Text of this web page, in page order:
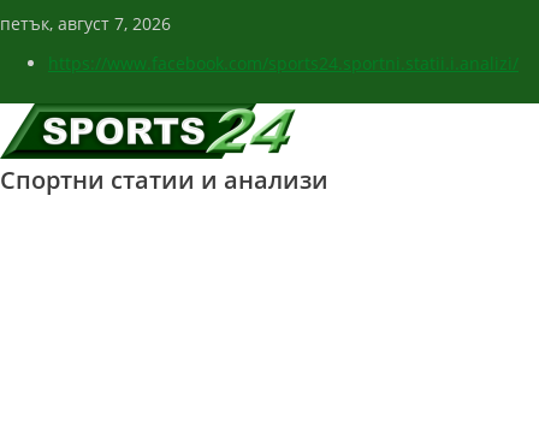
петък, август 7, 2026
https://www.facebook.com/sports24.sportni.statii.i.analizi/
Спортни статии и анализи